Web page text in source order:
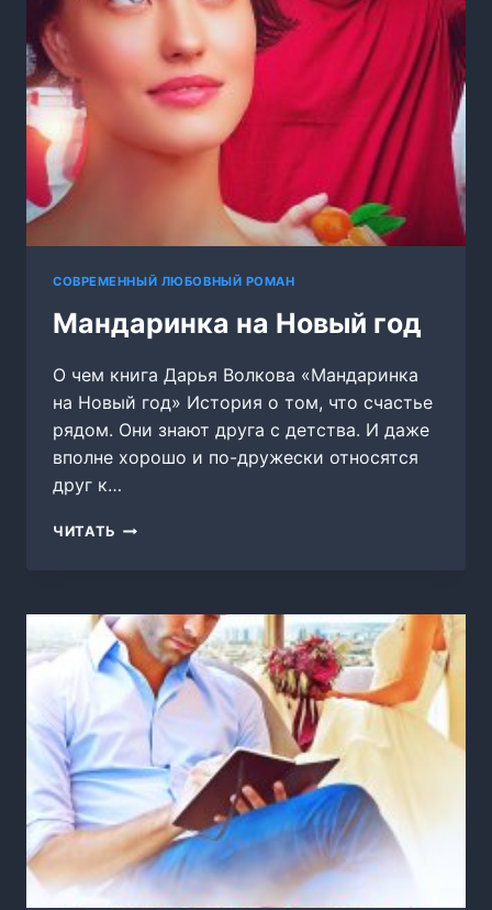
СОВРЕМЕННЫЙ ЛЮБОВНЫЙ РОМАН
Мандаринка на Новый год
О чем книга Дарья Волкова «Мандаринка
на Новый год» История о том, что счастье
рядом. Они знают друга с детства. И даже
вполне хорошо и по-дружески относятся
друг к…
ЧИТАТЬ МАНДАРИНКА